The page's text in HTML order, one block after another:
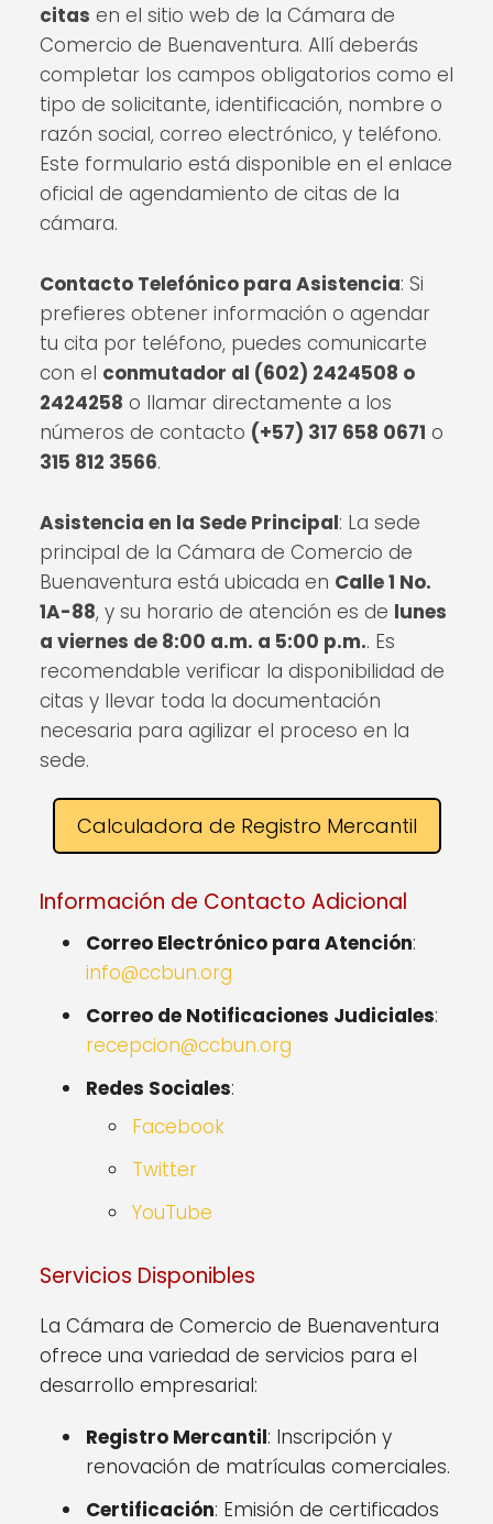
citas en el sitio web de la Cámara de
Comercio de Buenaventura. Allí deberás
completar los campos obligatorios como el
tipo de solicitante, identificación, nombre o
razón social, correo electrónico, y teléfono.
Este formulario está disponible en el enlace
oficial de agendamiento de citas de la
cámara.
Contacto Telefónico para Asistencia: Si
prefieres obtener información o agendar
tu cita por teléfono, puedes comunicarte
con el conmutador al (602) 2424508 o
2424258 o llamar directamente a los
números de contacto (+57) 317 658 0671 o
315 812 3566.
Asistencia en la Sede Principal: La sede
principal de la Cámara de Comercio de
Buenaventura está ubicada en Calle 1 No.
1A-88, y su horario de atención es de lunes
a viernes de 8:00 a.m. a 5:00 p.m.. Es
recomendable verificar la disponibilidad de
citas y llevar toda la documentación
necesaria para agilizar el proceso en la
sede.
Calculadora de Registro Mercantil
Información de Contacto Adicional
Correo Electrónico para Atención:
info@ccbun.org
Correo de Notificaciones Judiciales:
recepcion@ccbun.org
Redes Sociales:
Facebook
Twitter
YouTube
Servicios Disponibles
La Cámara de Comercio de Buenaventura
ofrece una variedad de servicios para el
desarrollo empresarial:
Registro Mercantil: Inscripción y
renovación de matrículas comerciales.
Certificación: Emisión de certificados